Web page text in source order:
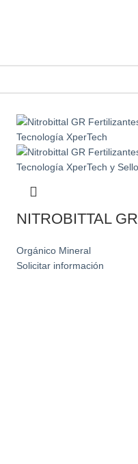
NITROBITTAL GR
Orgánico Mineral
Solicitar información